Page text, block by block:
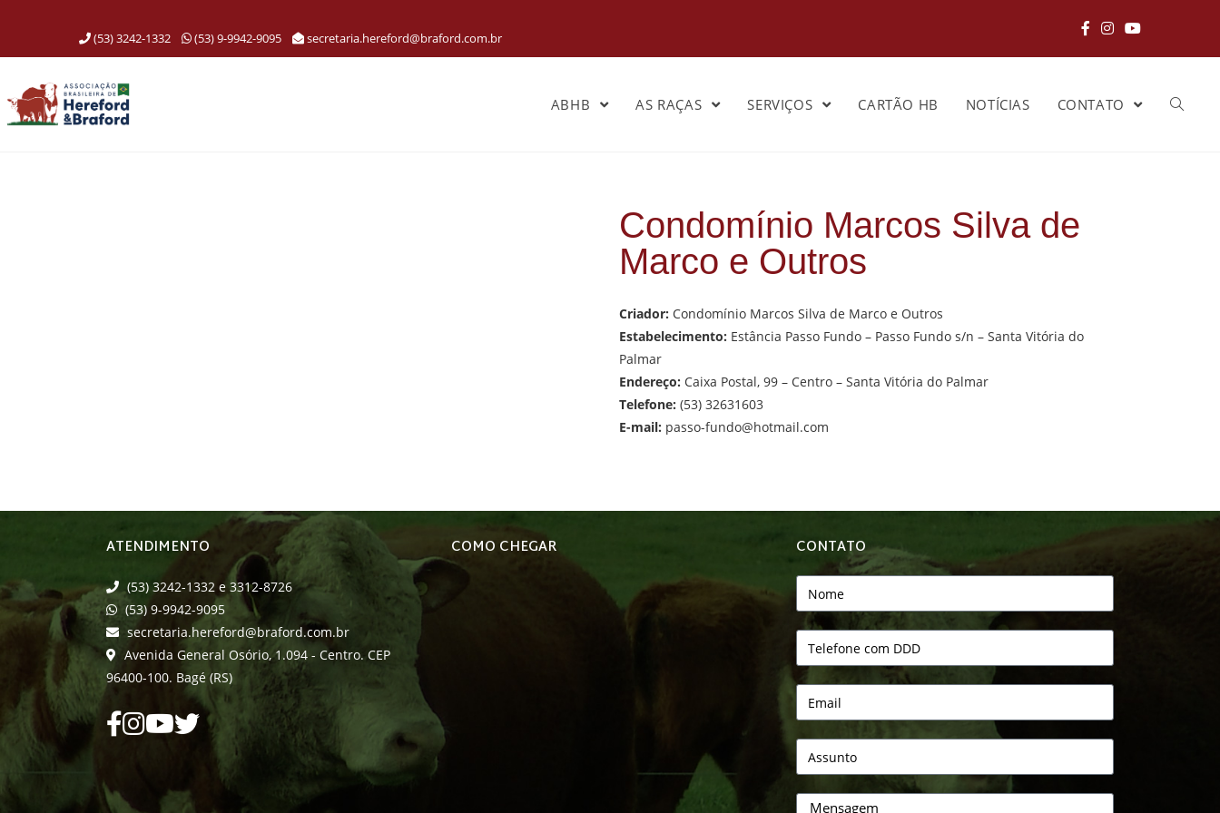
(53) 3242-1332 (53) 9-9942-9095 secretaria.hereford@braford.com.br
ABHB AS RAÇAS SERVIÇOS CARTÃO HB NOTÍCIAS CONTATO
Condomínio Marcos Silva de
Marco e Outros
Criador: Condomínio Marcos Silva de Marco e Outros
Estabelecimento: Estância Passo Fundo – Passo Fundo s/n – Santa Vitória do
Palmar
Endereço: Caixa Postal, 99 – Centro – Santa Vitória do Palmar
Telefone: (53) 32631603
E-mail: passo-fundo@hotmail.com
ATENDIMENTO
(53) 3242-1332 e 3312-8726
(53) 9-9942-9095
secretaria.hereford@braford.com.br
Avenida General Osório, 1.094 - Centro. CEP
96400-100. Bagé (RS)
COMO CHEGAR CONTATO